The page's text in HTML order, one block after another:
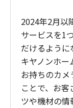
2024年2月以
サービスを1
だけるように
キヤノンホー
お持ちのカ
ことで、お
ツや機材の情